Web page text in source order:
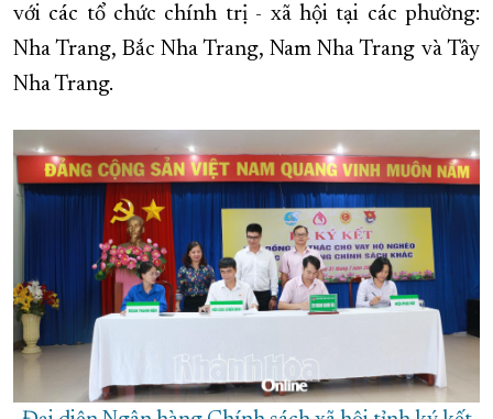
XÂY DỰNG KHÁNH HÒA TRỞ THÀNH THÀNH PHỐ TRỰC THUỘC
ĐẠI HỘI ĐẢNG CÁC CẤP TRANG CHỦ VỀ BÁO KHÁNH HÒA
với các tổ chức chính trị - xã hội tại các phường:
Nha Trang, Bắc Nha Trang, Nam Nha Trang và Tây
Nha Trang.